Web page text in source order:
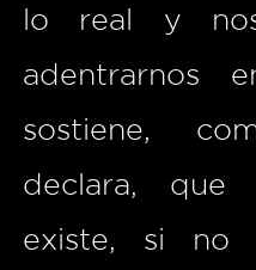
lo real y
adentrarnos
sostiene,
declara, que
existe, si no